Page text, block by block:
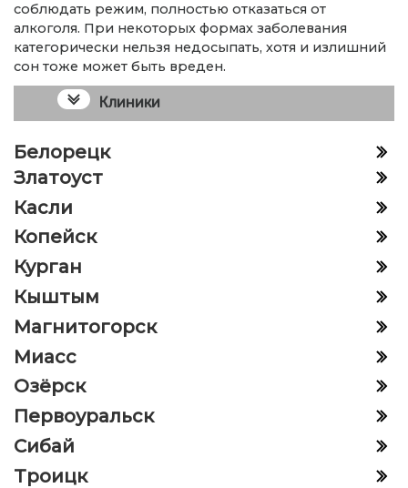
соблюдать режим, полностью отказаться от
алкоголя. При некоторых формах заболевания
категорически нельзя недосыпать, хотя и излишний
сон тоже может быть вреден.
Клиники
Белорецк
Златоуст
Касли
Копейск
Курган
Кыштым
Магнитогорск
Миасс
Озёрск
Первоуральск
Сибай
Троицк